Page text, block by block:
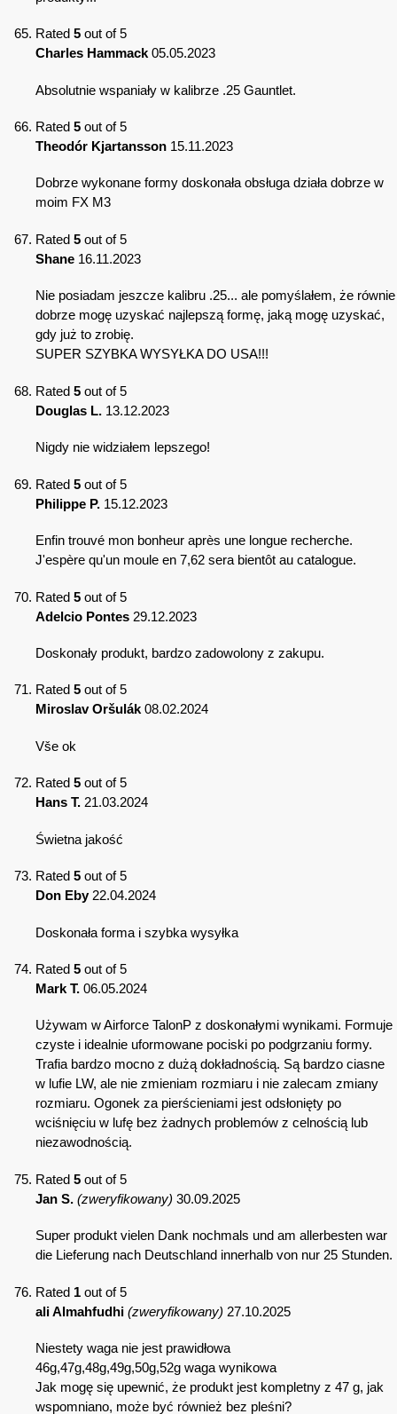
Rated 5 out of 5
Charles Hammack 05.05.2023
Absolutnie wspaniały w kalibrze .25 Gauntlet.
Rated 5 out of 5
Theodór Kjartansson 15.11.2023
Dobrze wykonane formy doskonała obsługa działa dobrze w
moim FX M3
Rated 5 out of 5
Shane 16.11.2023
Nie posiadam jeszcze kalibru .25... ale pomyślałem, że równie
dobrze mogę uzyskać najlepszą formę, jaką mogę uzyskać,
gdy już to zrobię.
SUPER SZYBKA WYSYŁKA DO USA!!!
Rated 5 out of 5
Douglas L. 13.12.2023
Nigdy nie widziałem lepszego!
Rated 5 out of 5
Philippe P. 15.12.2023
Enfin trouvé mon bonheur après une longue recherche.
J'espère qu'un moule en 7,62 sera bientôt au catalogue.
Rated 5 out of 5
Adelcio Pontes 29.12.2023
Doskonały produkt, bardzo zadowolony z zakupu.
Rated 5 out of 5
Miroslav Oršulák08.02.2024
Vše ok
Rated 5 out of 5
Hans T. 21.03.2024
Świetna jakość
Rated 5 out of 5
Don Eby 22.04.2024
Doskonała forma i szybka wysyłka
Rated 5 out of 5
Mark T. 06.05.2024
Używam w Airforce TalonP z doskonałymi wynikami. Formuje
czyste i idealnie uformowane pociski po podgrzaniu formy.
Trafia bardzo mocno z dużą dokładnością. Są bardzo ciasne
w lufie LW, ale nie zmieniam rozmiaru i nie zalecam zmiany
rozmiaru. Ogonek za pierścieniami jest odsłonięty po
wciśnięciu w lufę bez żadnych problemów z celnością lub
niezawodnością.
Rated 5 out of 5
Jan S. (zweryfikowany) 30.09.2025
Super produkt vielen Dank nochmals und am allerbesten war
die Lieferung nach Deutschland innerhalb von nur 25 Stunden.
Rated 1 out of 5
ali Almahfudhi (zweryfikowany) 27.10.2025
Niestety waga nie jest prawidłowa
46g,47g,48g,49g,50g,52g waga wynikowa
Jak mogę się upewnić, że produkt jest kompletny z 47 g, jak
wspomniano, może być również bez pleśni?